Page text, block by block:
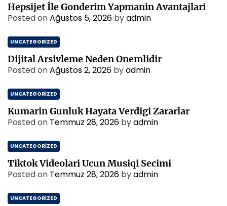
Hepsijet İle Gonderim Yapmanin Avantajlari
Posted onAğustos 5, 2026 byadmin
UNCATEGORIZED
Dijital Arsivleme Neden Onemlidir
Posted onAğustos 2, 2026 byadmin
UNCATEGORIZED
Kumarin Gunluk Hayata Verdigi Zararlar
Posted on Temmuz 28, 2026 byadmin
UNCATEGORIZED
Tiktok Videolari Ucun Musiqi Secimi
Posted on Temmuz 28, 2026 byadmin
UNCATEGORIZED